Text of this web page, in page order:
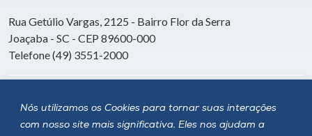
Nós utilizamos os Cookies para tornar suas interações
com nosso site mais significativa. Eles nos ajudam a
Rua Getúlio Vargas, 2125 - Bairro Flor da Serra
Joaçaba - SC - CEP 89600-000
Telefone (49) 3551-2000
Siga a Unoesc